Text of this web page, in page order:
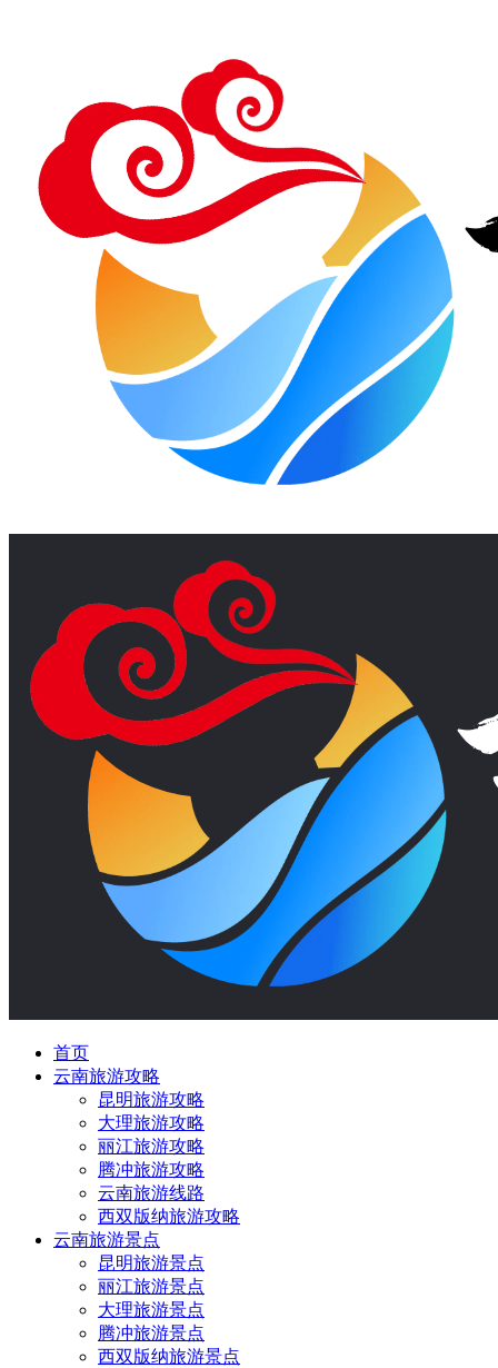
首页
云南旅游攻略
昆明旅游攻略
大理旅游攻略
丽江旅游攻略
腾冲旅游攻略
云南旅游线路
西双版纳旅游攻略
云南旅游景点
昆明旅游景点
丽江旅游景点
大理旅游景点
腾冲旅游景点
西双版纳旅游景点